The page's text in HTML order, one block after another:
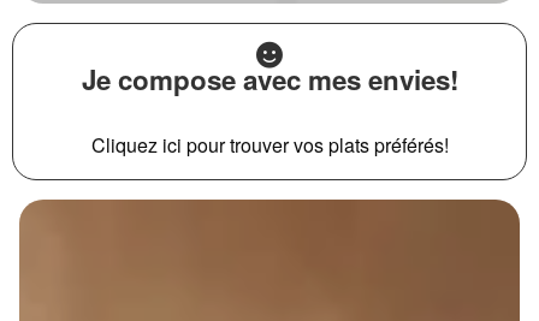
Je compose avec mes envies!
Cliquez ici pour trouver vos plats préférés!